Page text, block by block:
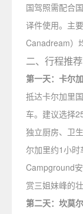
国驾照需配合
译件使用。主
Canadream）
二、行程推
第一天：卡尔
抵达卡尔加里
车。建议选择
独立厨房、卫
尔加里约1小
Campground
赏三姐妹峰的壮
第二天：坎莫